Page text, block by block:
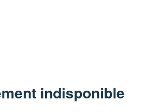
indisponible